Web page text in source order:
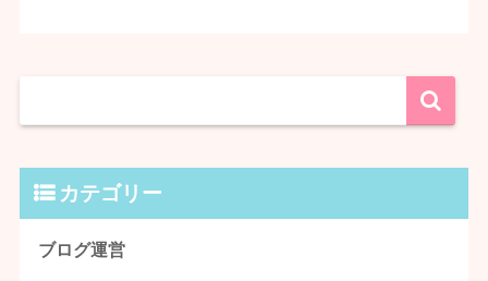
カテゴリー
ブログ運営